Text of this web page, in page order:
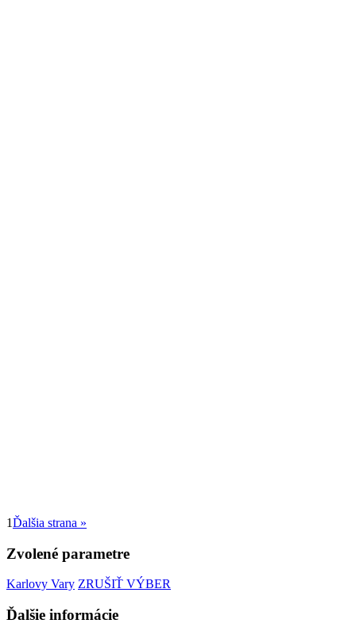
1Ďalšia strana »
Zvolené parametre
Karlovy Vary ZRUŠIŤ VÝBER
Ďalšie informácie